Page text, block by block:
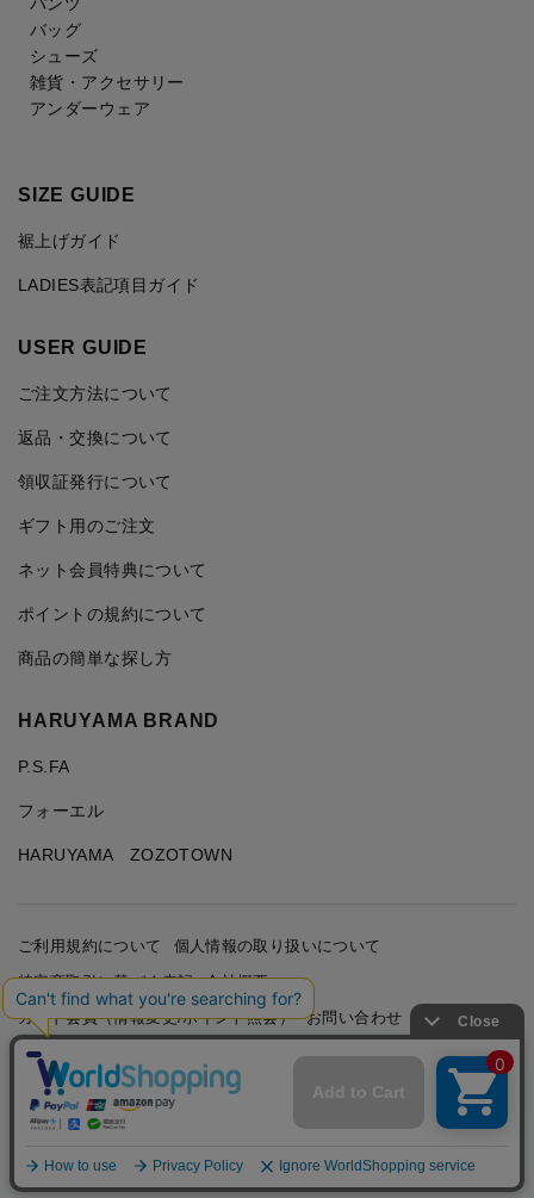
バッグ
シューズ
雑貨・アクセサリー
アンダーウェア
SIZE GUIDE
裾上げガイド
LADIES表記項目ガイド
USER GUIDE
ご注文方法について
返品・交換について
領収証発行について
ギフト用のご注文
ネット会員特典について
ポイントの規約について
商品の簡単な探し方
HARUYAMA BRAND
P.S.FA
フォーエル
HARUYAMA ZOZOTOWN
ご利用規約について
個人情報の取り扱いについて
特定商取引に基づく表記
会社概要
カード会員（情報変更/ポイント照会）
お問い合わせ
Copyright © HARUYAMA TRADING CO.,LTD. All Rights